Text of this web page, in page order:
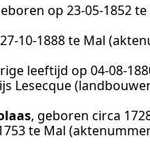
op 23‑05‑1852te
27‑10‑1888te Mal
leeftijd op
Lesecque
, geboren circa
te Mal